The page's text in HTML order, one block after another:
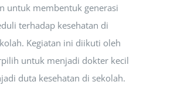
untuk membentuk generasi
terhadap kesehatan di
Kegiatan ini diikuti oleh
untuk menjadi dokter kecil
duta kesehatan di sekolah.